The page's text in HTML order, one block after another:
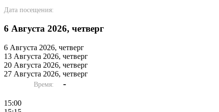
Дата посещения:
6 Августа 2026, четверг
6 Августа 2026, четверг
13 Августа 2026, четверг
20 Августа 2026, четверг
27 Августа 2026, четверг
Время: -
15:00